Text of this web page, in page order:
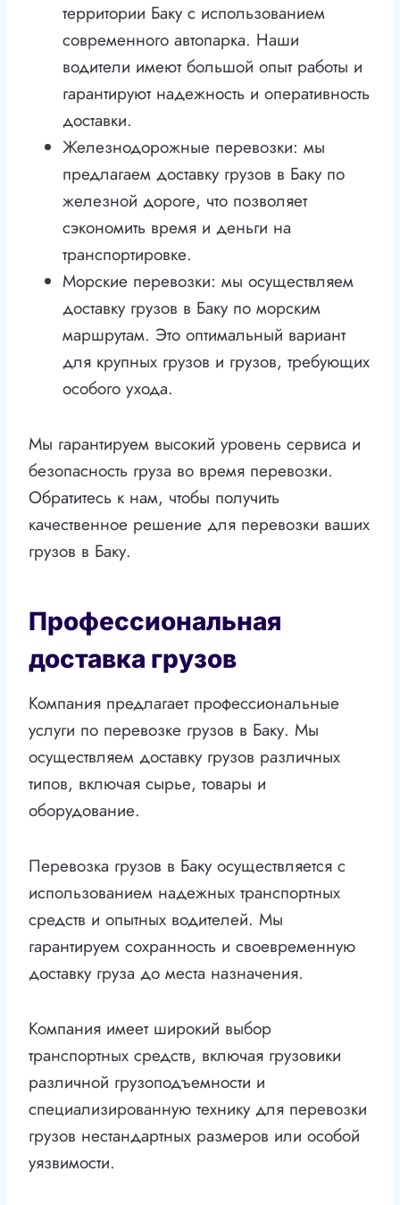
территории Баку с использованием
современного автопарка. Наши
водители имеют большой опыт работы и
гарантируют надежность и оперативность
доставки.
Железнодорожные перевозки: мы
предлагаем доставку грузов в Баку по
железной дороге, что позволяет
сэкономить время и деньги на
транспортировке.
Морские перевозки: мы осуществляем
доставку грузов в Баку по морским
маршрутам. Это оптимальный вариант
для крупных грузов и грузов, требующих
особого ухода.
Мы гарантируем высокий уровень сервиса и
безопасность груза во время перевозки.
Обратитесь к нам, чтобы получить
качественное решение для перевозки ваших
грузов в Баку.
Профессиональная
доставка грузов
Компания предлагает профессиональные
услуги по перевозке грузов в Баку. Мы
осуществляем доставку грузов различных
типов, включая сырье, товары и
оборудование.
Перевозка грузов в Баку осуществляется с
использованием надежных транспортных
средств и опытных водителей. Мы
гарантируем сохранность и своевременную
доставку груза до места назначения.
Компания имеет широкий выбор
транспортных средств, включая грузовики
различной грузоподъемности и
специализированную технику для перевозки
грузов нестандартных размеров или особой
уязвимости.